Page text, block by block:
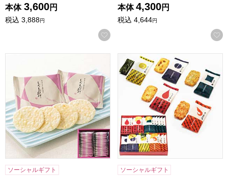
本体 3,600円
税込 3,888円
お気に入りに登録する
本体 4,300円
税込 4,644円
富山柿山 しろえび紀行(36袋入り)【年間ギフト】[SKB3]
ソーシャルギフト
王様堂本店 いろはおかき 20
ソーシャルギフト